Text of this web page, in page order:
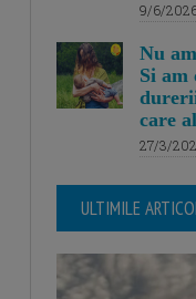
9/6/
Nu
Si am
care
27/3/
ULTIMILE